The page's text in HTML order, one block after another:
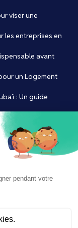
viser une
les entreprises en
avant
un Logement
: Un guide
absolument
?
immobilier à l’ère
de votre futur